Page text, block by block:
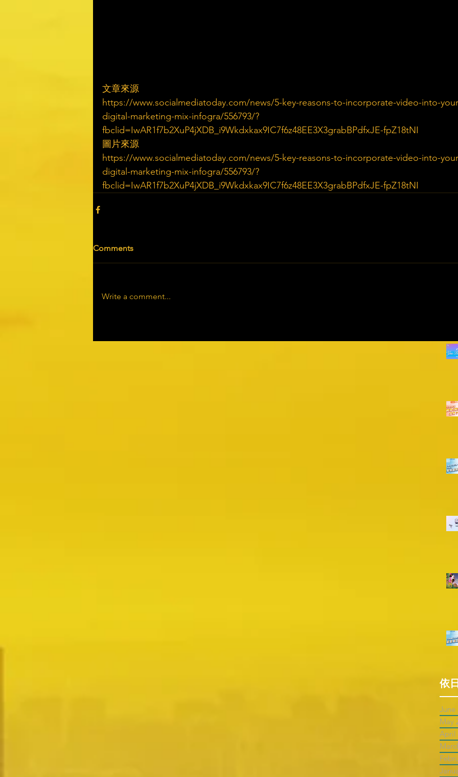
文章來源
https://www.socialmediatoday.com/news/5-key-reasons-to-incorporate-video-into-
digital-marketing-mix-infogra/556793/?
fbclid=IwAR1f7b2XuP4jXDB_i9Wkdxkax9IC7f6z48EE3X3grabBPdfxJE-fpZ18tNI
圖片來源
https://www.socialmediatoday.com/news/5-key-reasons-to-incorporate-video-into-
digital-marketing-mix-infogra/556793/?
fbclid=IwAR1f7b2XuP4jXDB_i9Wkdxkax9IC7f6z48EE3X3grabBPdfxJE-fpZ18tNI
Comments
Write a comment...
依
June
May
April